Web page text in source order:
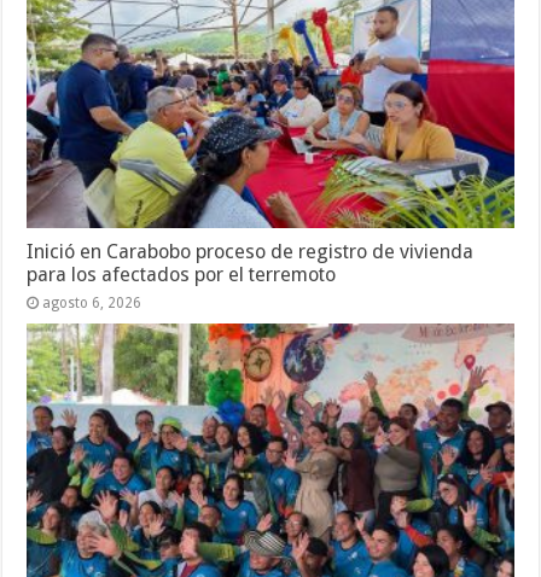
Inició en Carabobo proceso de registro de vivienda
para los afectados por el terremoto
agosto 6, 2026